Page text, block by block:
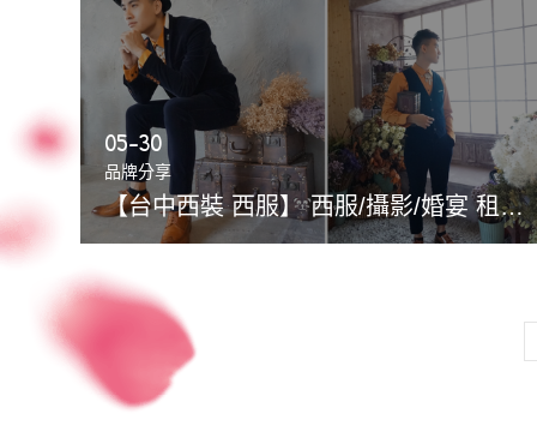
05-30
品牌分享
【台中西裝 西服】 西服/攝影/婚宴 租借、買西裝 休閒風應有盡有